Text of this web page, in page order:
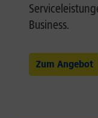
Business.
Zum Angebot